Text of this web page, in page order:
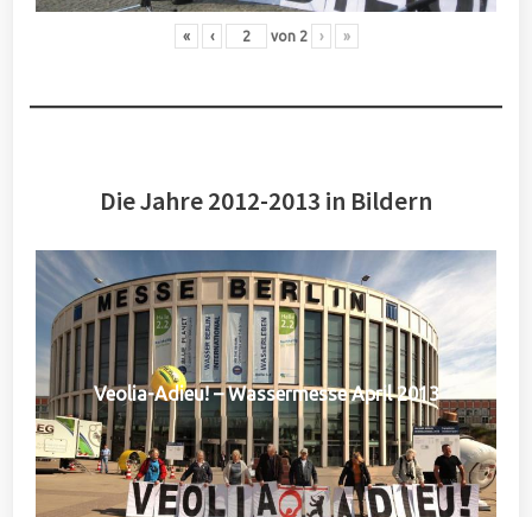
« ‹ von 2 › »
Die Jahre 2012-2013 in Bildern
Veolia-Adieu! – Wassermesse April 2013